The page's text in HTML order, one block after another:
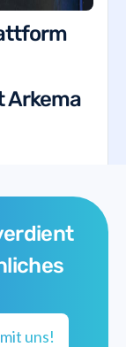
Arkema
uns!